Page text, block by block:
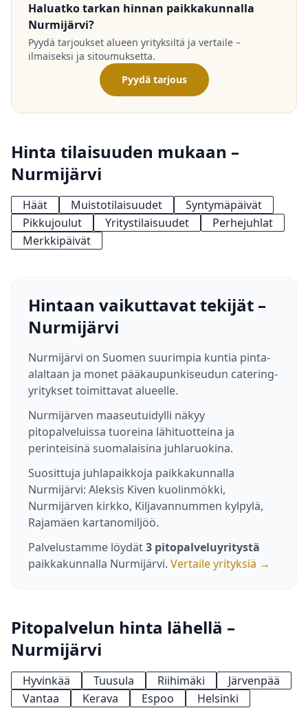
Haluatko tarkan hinnan paikkakunnalla
Nurmijärvi?
Pyydä tarjoukset alueen yrityksiltä ja vertaile –
ilmaiseksi ja sitoumuksetta.
Pyydä tarjous
Hinta tilaisuuden mukaan –
Nurmijärvi
Häät Muistotilaisuudet
Syntymäpäivät
Pikkujoulut
Yritystilaisuudet
Perhejuhlat
Merkkipäivät
Hintaan vaikuttavat tekijät –
Nurmijärvi
Nurmijärvi on Suomen suurimpia kuntia pinta-
alaltaan ja monet pääkaupunkiseudun catering-
yritykset toimittavat alueelle.
Nurmijärven maaseutuidylli näkyy
pitopalveluissa tuoreina lähituotteina ja
perinteisinä suomalaisina juhlaruokina.
Suosittuja juhlapaikkoja paikkakunnalla
Nurmijärvi: Aleksis Kiven kuolinmökki,
Nurmijärven kirkko, Kiljavannummen kylpylä,
Rajamäen kartanomiljöö.
Palvelustamme löydät3 pitopalveluyritystä
paikkakunnalla Nurmijärvi. Vertaile yrityksiä →
Pitopalvelun hinta lähellä –
Nurmijärvi
Hyvinkää Tuusula Riihimäki
Järvenpää
Vantaa
Kerava Espoo Helsinki